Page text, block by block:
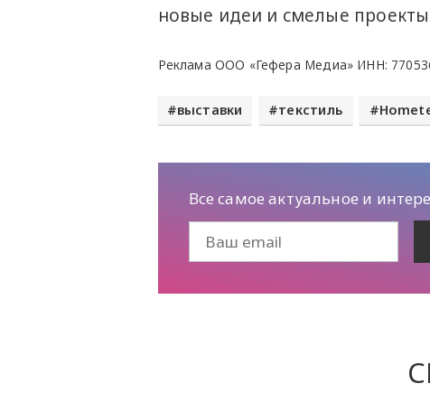
новые идеи и смелые
Реклама ООО «Гефера Медиа» ИНН:
выставки текстиль
Все самое актуальное и